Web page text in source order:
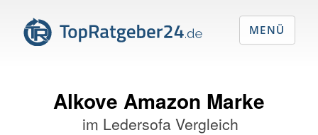
Alkove Amazon Marke
im Ledersofa Vergleich
MENÜ